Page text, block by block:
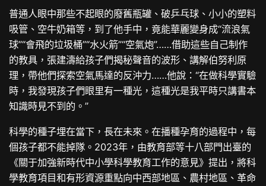
普通人眼中那些不起眼的廢舊瓶罐、破乒乓球、小小的塑料
吸管、空牛奶箱等，到了他手中，竟能華麗變身成“流浪氣
球”“會飛的垃圾桶”“水火箭”“空氣炮”……借助這些自己制作
的教具，張建濤給孩子們揭秘聲音的波形、講解伯努利原
理，帶他們探索空氣馬達的反沖力……他說：“在做科學實驗
時，我發現孩子們眼里有一種光，這種光是我平時只講書本
知識時見不到的。”
科學的種子埋在當下，長在未來。在播種孕育的過程中，每
個孩子都不能掉隊。2023年，由教育部等十八部門出臺的
《關于加強新時代中小學科學教育工作的意見》提出，將科
學教育項目和有形資源重點向中西部地區、農村地區、革命